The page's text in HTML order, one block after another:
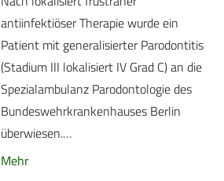
antiinfektiöser Therapie wurde ein
Patient mit generalisierter Parodontitis
(Stadium III lokalisiert IV Grad C) an die
Spezialambulanz Parodontologie des
Bundeswehrkrankenhauses Berlin
überwiesen.…
Mehr